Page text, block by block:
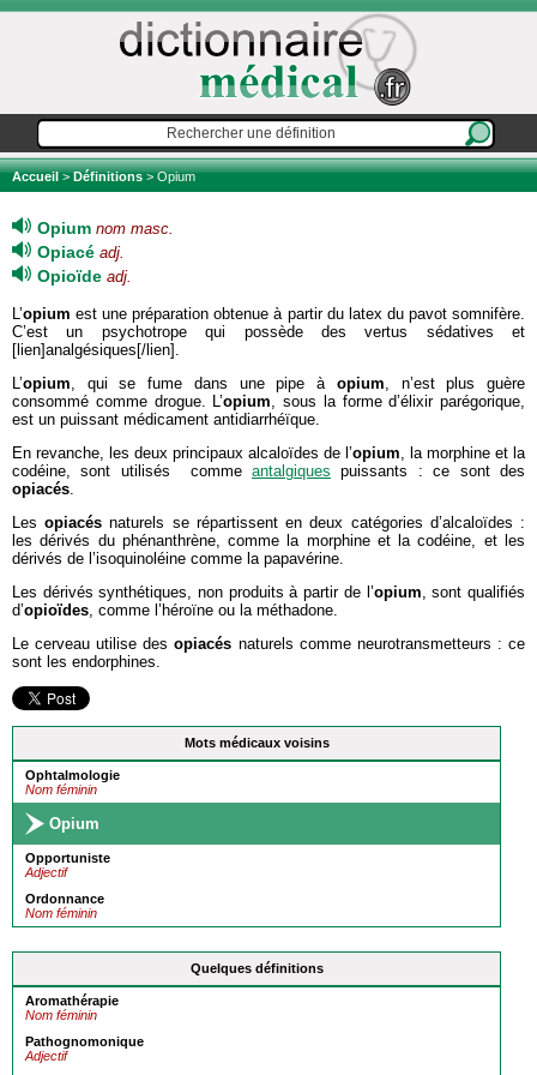
Accueil>Définitions> Opium
Mots médicaux voisins
Ophtalmologie
Nom féminin
Opium
Opportuniste
Adjectif
Ordonnance
Nom féminin
Quelques définitions
Aromathérapie
Nom féminin
Pathognomonique
Adjectif
Opium nom masc.
Opiacé adj.
Opioïde adj.
L’opiumest une préparation obtenue à partir du latex du pavot somnifère.
C’est un psychotrope qui possède des vertus sédatives et
[lien]analgésiques[/lien].
L’opium, qui se fume dans une pipe à opium, n’est plus guère
consommé comme drogue. L’opium, sous la forme d’élixir parégorique,
est un puissant médicament antidiarrhéïque.
En revanche, les deux principaux alcaloïdes de l’opium, la morphine et la
codéine, sont utilisés comme antalgiques puissants : ce sont des
opiacés.
Lesopiacés naturels se répartissent en deux catégories d’alcaloïdes :
les dérivés du phénanthrène, comme la morphine et la codéine, et les
dérivés de l’isoquinoléine comme la papavérine.
Les dérivés synthétiques, non produits à partir de l’opium, sont qualifiés
d’opioïdes, comme l’héroïne ou la méthadone.
Le cerveau utilise desopiacés naturels comme neurotransmetteurs : ce
sont les endorphines.